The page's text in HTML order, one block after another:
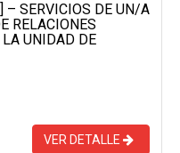
SERVICIOS DE UN/A
RELACIONES
UNIDAD DE
VER DETALLE